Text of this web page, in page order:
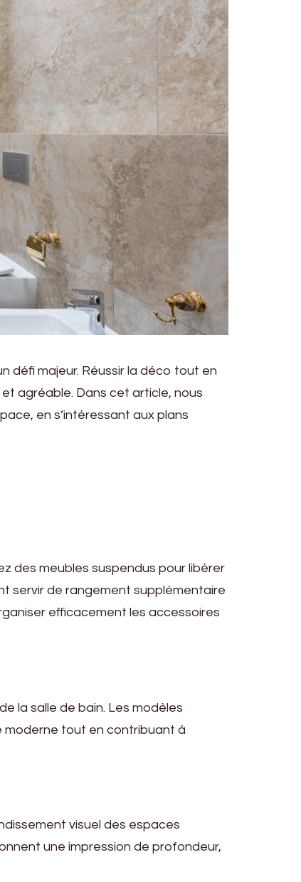
défi majeur. Réussir la déco tout en
agréable. Dans cet article, nous
en s’intéressant aux plans
des meubles suspendus pour libérer
servir de rangement supplémentaire
efficacement les accessoires
la salle de bain. Les modèles
moderne tout en contribuant à
visuel des espaces
une impression de profondeur,